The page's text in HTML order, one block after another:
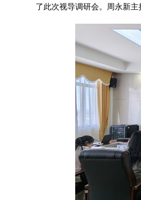
了此次视导调研会。周永新主